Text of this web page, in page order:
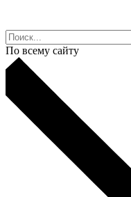
По всему сайту